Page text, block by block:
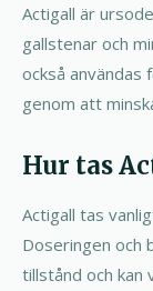
Actigall är
gallstenar och
också användas
genom att
Hur tas
Actigall tas
Doseringen och
tillstånd och kan